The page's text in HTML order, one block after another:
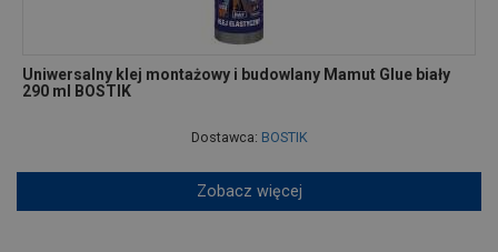
Uniwersalny klej montażowy i budowlany Mamut Glue biały
290 ml BOSTIK
Dostawca: BOSTIK
Zobacz więcej